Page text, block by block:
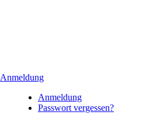
Anmeldung
Anmeldung
Passwort vergessen?